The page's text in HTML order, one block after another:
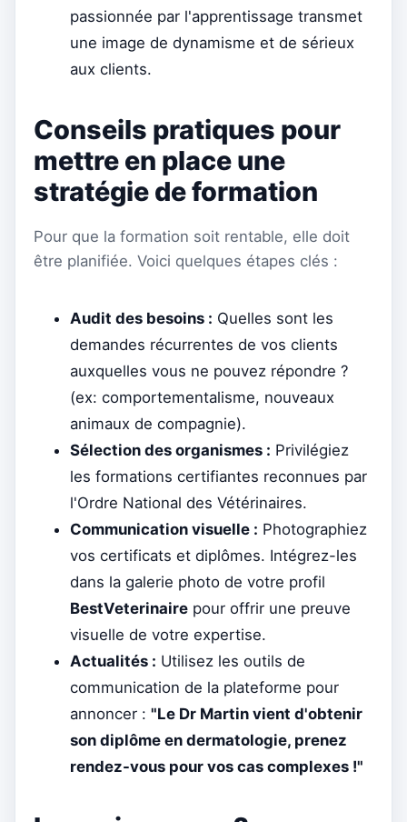
passionnée par l'apprentissage transmet
une image de dynamisme et de sérieux
aux clients.
Conseils pratiques pour
mettre en place une
stratégie de formation
Pour que la formation soit rentable, elle doit
être planifiée. Voici quelques étapes clés :
Audit des besoins : Quelles sont les
demandes récurrentes de vos clients
auxquelles vous ne pouvez répondre ?
(ex: comportementalisme, nouveaux
animaux de compagnie).
Sélection des organismes : Privilégiez
les formations certifiantes reconnues par
l'Ordre National des Vétérinaires.
Communication visuelle : Photographiez
vos certificats et diplômes. Intégrez-les
dans la galerie photo de votre profil
BestVeterinaire pour offrir une preuve
visuelle de votre expertise.
Actualités : Utilisez les outils de
communication de la plateforme pour
annoncer : "Le Dr Martin vient d'obtenir
son diplôme en dermatologie, prenez
rendez-vous pour vos cas complexes !"